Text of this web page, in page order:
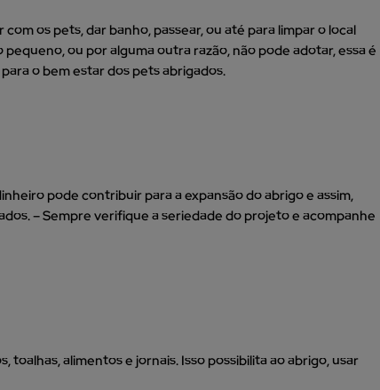
os pets, dar banho, passear, ou até para limpar o local
ou por alguma outra razão, não pode adotar, essa é
o bem estar dos pets abrigados.
pode contribuir para a expansão do abrigo e assim,
– Sempre verifique a seriedade do projeto e acompanhe
alimentos e jornais. Isso possibilita ao abrigo, usar